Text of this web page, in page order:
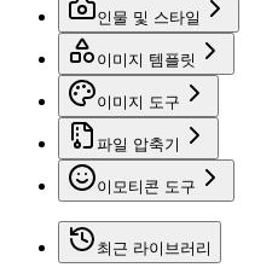
인물 및 스타일
이미지 템플릿
이미지 도구
파일 압축기
이모티콘 도구
최근 라이브러리